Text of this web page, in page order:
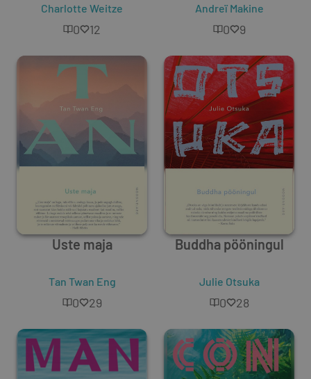
Charlotte Weitze
0 12
Andreï Makine
0 9
Uste maja
Tan Twan Eng
0 29
Buddha pööningul
Julie Otsuka
0 28